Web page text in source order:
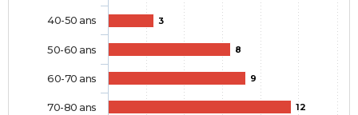
3
8
9
12
40-50 ans
50-60 ans
60-70 ans
70-80 ans